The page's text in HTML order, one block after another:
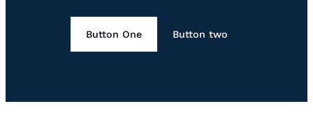
Button One Button two